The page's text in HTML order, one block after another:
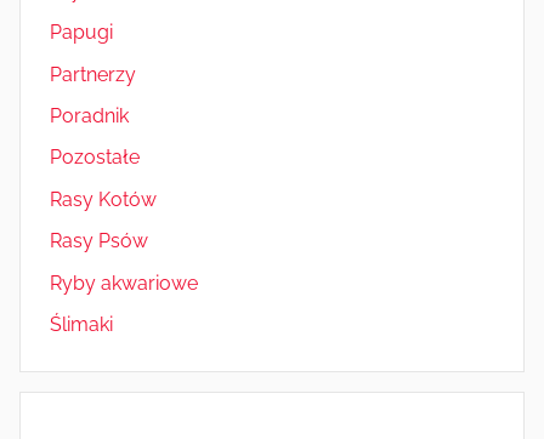
Papugi
Partnerzy
Poradnik
Pozostałe
Rasy Kotów
Rasy Psów
Ryby akwariowe
Ślimaki